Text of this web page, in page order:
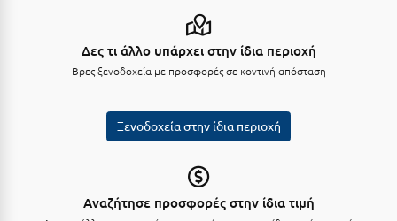
ΜονεμβασιάΔες τι άλλο υπάρχει στην ίδια περιοχή
Βρες ξενοδοχεία με προσφορές σε κοντινή απόσταση
Ξενοδοχεία στην ίδια περιοχή
Αναζήτησε προσφορές στην ίδια τιμή